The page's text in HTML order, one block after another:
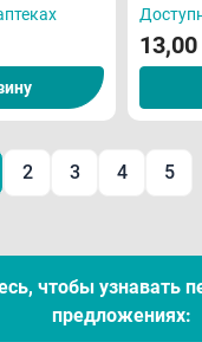
13,00
2 3 4 5
чтобы узнавать
предложениях: